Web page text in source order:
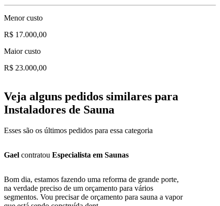
Menor custo
R$ 17.000,00
Maior custo
R$ 23.000,00
Veja alguns pedidos similares para
Instaladores de Sauna
Esses são os últimos pedidos para essa categoria
Gael contratou Especialista em Saunas
Bom dia, estamos fazendo uma reforma de grande porte,
na verdade preciso de um orçamento para vários
segmentos. Vou precisar de orçamento para sauna a vapor